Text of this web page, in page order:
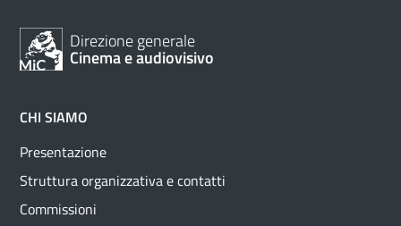
Direzione generale
Cinema e audiovisivo
CHI SIAMO
Presentazione
Struttura organizzativa e contatti
Commissioni